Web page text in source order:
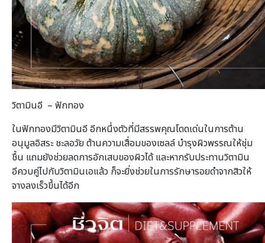
วิตามินอี – ฟักทอง
ในฟักทองมีวิตามินอี อีกหนึ่งตัวที่มีสรรพคุณโดดเด่นในการต้าน
อนุมูลอิสระ ชะลอวัย ต้านความเสื่อมของเซลล์ บำรุงผิวพรรณให้ชุ่ม
ชื้น แถมยังช่วยลดการอักเสบของผิวได้ และหากรับประทานวิตามิน
อีควบคู่ไปกับวิตามินเอแล้ว ก็จะยิ่งช่วยในการรักษารอยดำจากสิวให้
จางลงเร็วขึ้นได้อีก